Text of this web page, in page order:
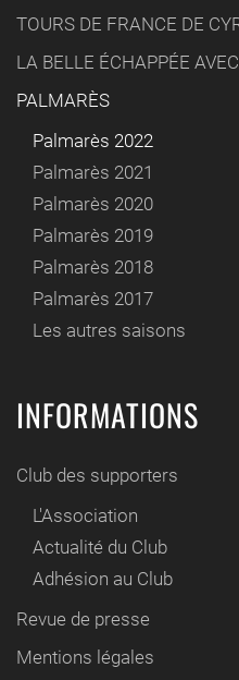
TOURS DE FRANCE DE
LA BELLE ÉCHAPPÉE
PALMARÈS
Palmarès 2022
Palmarès 2021
Palmarès 2020
Palmarès 2019
Palmarès 2018
Palmarès 2017
Les autres saisons
INFORMATIONS
Club des supporters
L'Association
Actualité du Club
Adhésion au Club
Revue de presse
Mentions légales